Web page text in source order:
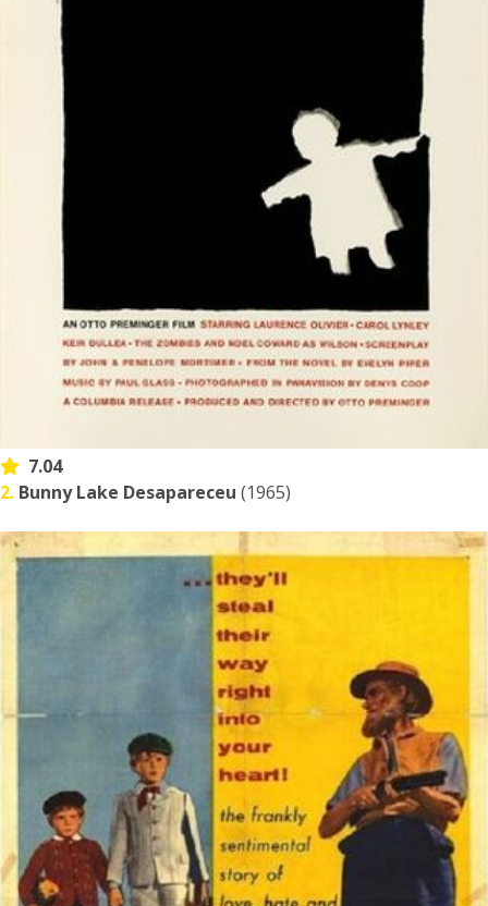
7.04
2. Bunny Lake Desapareceu (1965)